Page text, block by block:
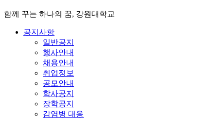
함께 꾸는 하나의 꿈, 강원대학교
공지사항
일반공지
행사안내
채용안내
취업정보
공모안내
학사공지
장학공지
감염병 대응